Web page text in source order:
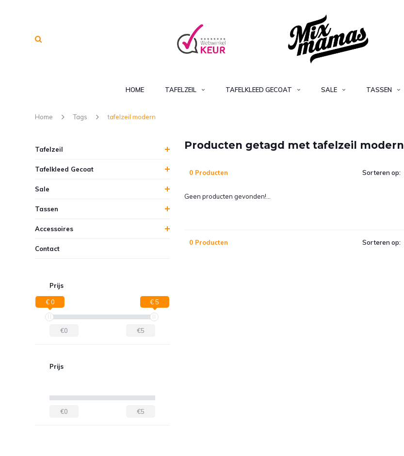
HOME TAFELZEIL TAFELKLEED GECOAT SALE TASSEN
Home Tags tafelzeil modern
Tafelzeil
Tafelkleed Gecoat
Sale
Tassen
Accessoires
Contact
Prijs
€ 0 € 5
€0 €5
Prijs
€0 €5
Producten getagd met tafelzeil modern
0 Producten Sorteren op:
Geen producten gevonden!...
0 Producten Sorteren op: